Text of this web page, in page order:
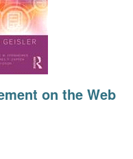
on the Web